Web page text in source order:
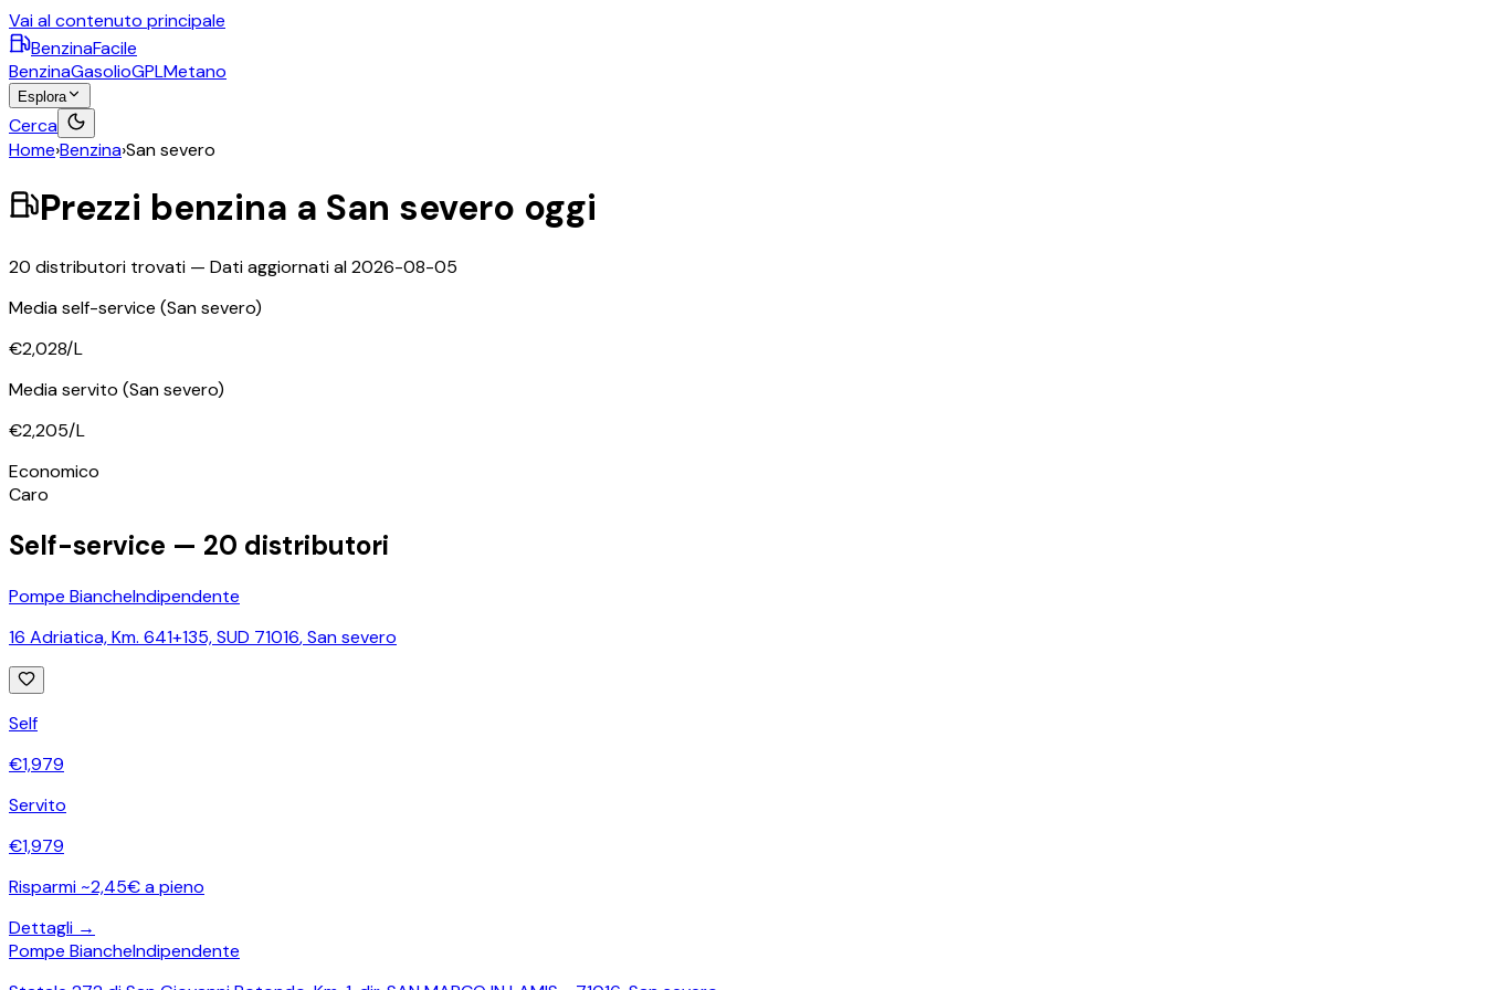
Vai al contenuto principale
BenzinaFacile
BenzinaGasolioGPLMetano
Esplora
Cerca
Home›Benzina›San severo
Prezzi benzina a San severo oggi
20 distributori trovati — Dati aggiornati al2026-08-05
Media self-service (San severo)
€2,028/L
Media servito (San severo)
€2,205/L
Economico
Caro
Self-service — 20 distributori
Pompe BiancheIndipendente
16 Adriatica, Km. 641+135, SUD 71016,San severo
Self
€1,979
Servito
€1,979
Risparmi ~2,45€ a pieno
Dettagli →
Pompe BiancheIndipendente